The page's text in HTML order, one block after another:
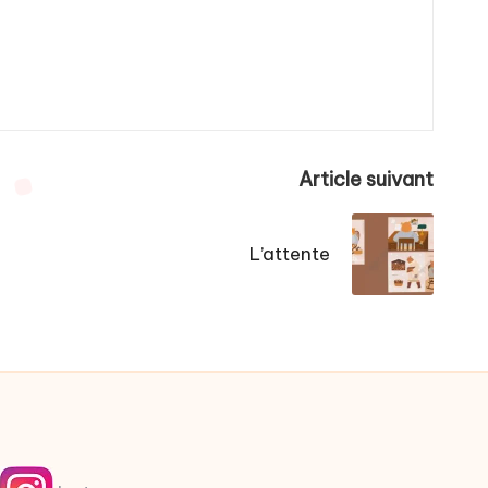
Article suivant
L’attente